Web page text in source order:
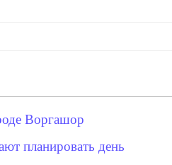
Воргашор
планировать день